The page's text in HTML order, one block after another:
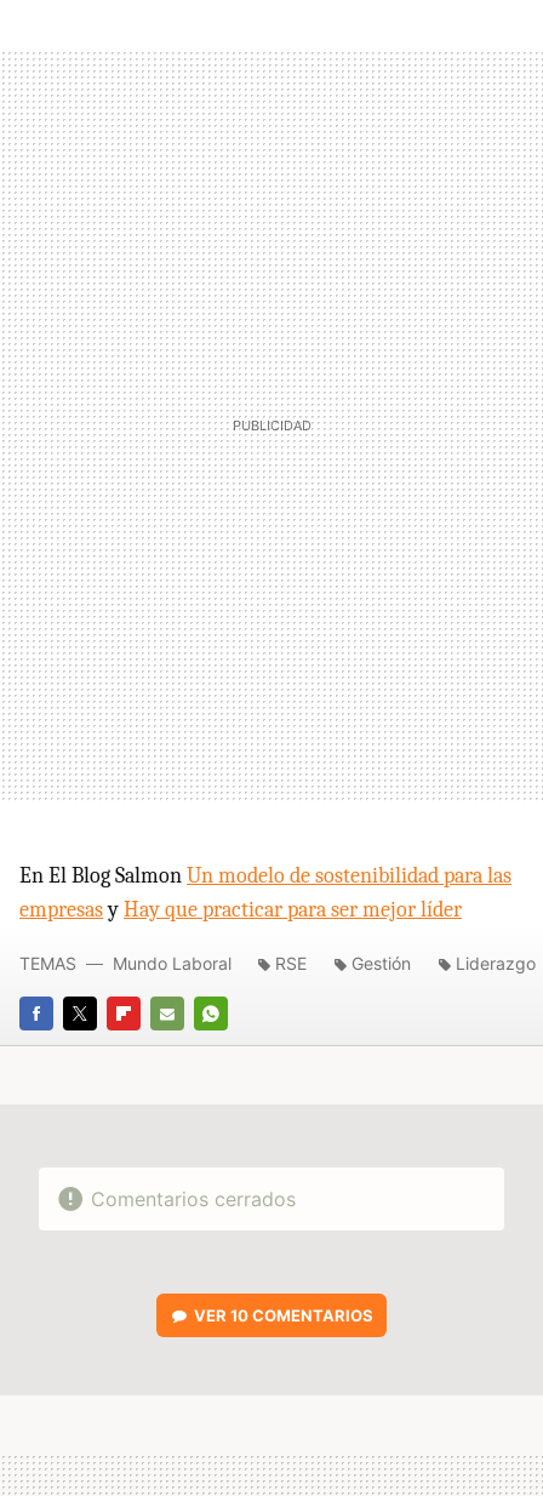
En El Blog SalmonUn modelo de sostenibilidad para las
empresasyHay que practicar para ser mejor líder
FACEBOOK
TWITTERFLIPBOARD
E-
WHATSAPP
TEMAS Mundo Laboral RSE Gestión Liderazgo
Comentarios cerrados
VER 10 COMENTARIOS